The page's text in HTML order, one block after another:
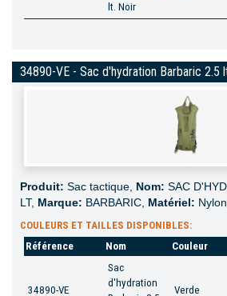
lt. Noir
34890-VE - Sac d'hydration Barbaric 2.5
Produit: Sac tactique, Nom: SAC
LT, Marque: BARBARIC, Matériel: Nylon,
COULEURS ET TAILLES DISPONIBLES:
Référence
Nom Couleur
34890-VE
Sac
d'hydration
Verde